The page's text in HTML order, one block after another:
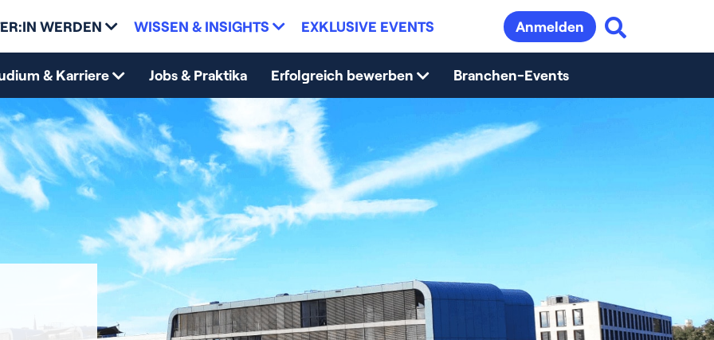
WERDEN WISSEN & INSIGHTS EXKLUSIVE EVENTS Anmelden
& Karriere Jobs & Praktika Erfolgreich bewerben Branchen-Events